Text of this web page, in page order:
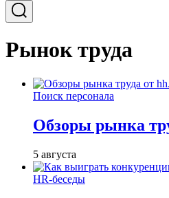
Рынок труда
Поиск персонала
Обзоры рынка
5 августа
HR-беседы